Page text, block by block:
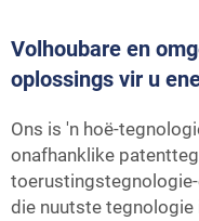
Volhoubare en
oplossings vir u
Ons is 'n hoë-
onafhanklike
die nuutste tegnologie